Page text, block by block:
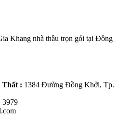
Khang nhà thầu trọn gói tại Đồng
Thất : 1384 Đường Đồng Khởi, Tp.
3979